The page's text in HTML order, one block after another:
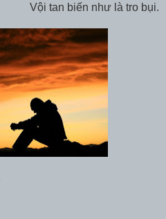
Vội tan biến như là tro bụi.